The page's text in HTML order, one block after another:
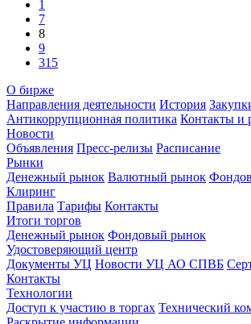
1
7
8
9
315
О бирже
Направления деятельности История
Антикоррупционная политика Контакты и
Новости
Объявления Пресс-релизы Расписание
Рынки
Денежный рынок Валютный рынок
Клиринг
Правила Тарифы Контакты
Итоги торгов
Денежный рынок Фондовый рынок
Удостоверяющий центр
Документы УЦ Новости УЦ АО СПВБ
Контакты
Технологии
Доступ к участию в торгах Технический